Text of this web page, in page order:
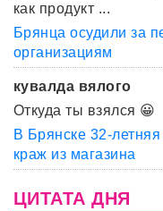
как продукт ...
Брянца осудили за
организациям
кувалда вялого
Откуда ты взялся 😀
В Брянске 32-
краж из магазина
ЦИТАТА ДНЯ